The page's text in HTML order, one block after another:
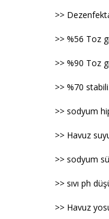
>>
>> %56 Toz
>> %90 Toz
>> %70
>> sodyum
>> Havuz
>> sodyum
>> sıvı ph
>> Havuz